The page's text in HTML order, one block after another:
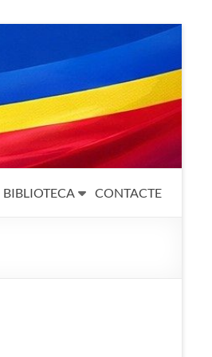
BIBLIOTECA CONTACTE